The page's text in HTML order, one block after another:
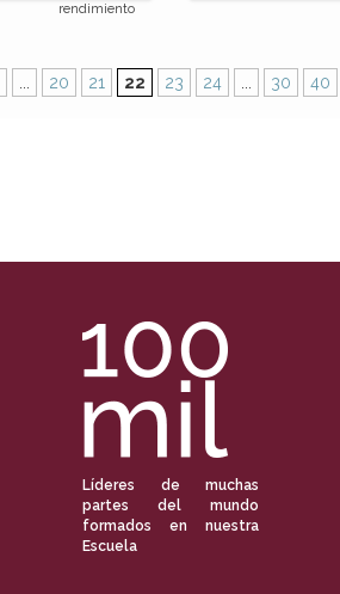
rendimiento
20 21 22 23 24 30 40
Líderes de muchas
partes del mundo
formados en nuestra
Escuela